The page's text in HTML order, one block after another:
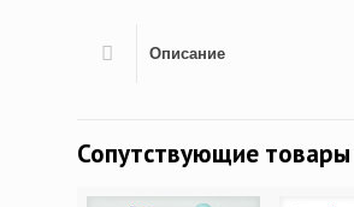
Описание
Сопутствующие товары